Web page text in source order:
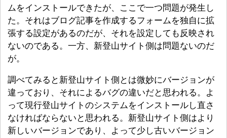
ムをインストールできたが、ここで一つ問題が発生し
た。それはブログ記事を作成するフォームを独自に拡
張する設定があるのだが、それを設定しても反映され
ないのである。一方、新登山サイト側は問題ないのだ
が。
調べてみると新登山サイト側とは微妙にバージョンが
違っており、それによるバグの違いだと思われる。よ
って現行登山サイトのシステムをインストールし直さ
なければならないと思われる。新登山サイト側はより
新しいバージョンであり、よって少し古いバージョン